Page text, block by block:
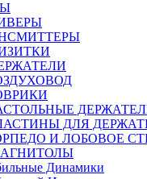
ДЛЯ
И ЛОБОВОЕ
Динамики